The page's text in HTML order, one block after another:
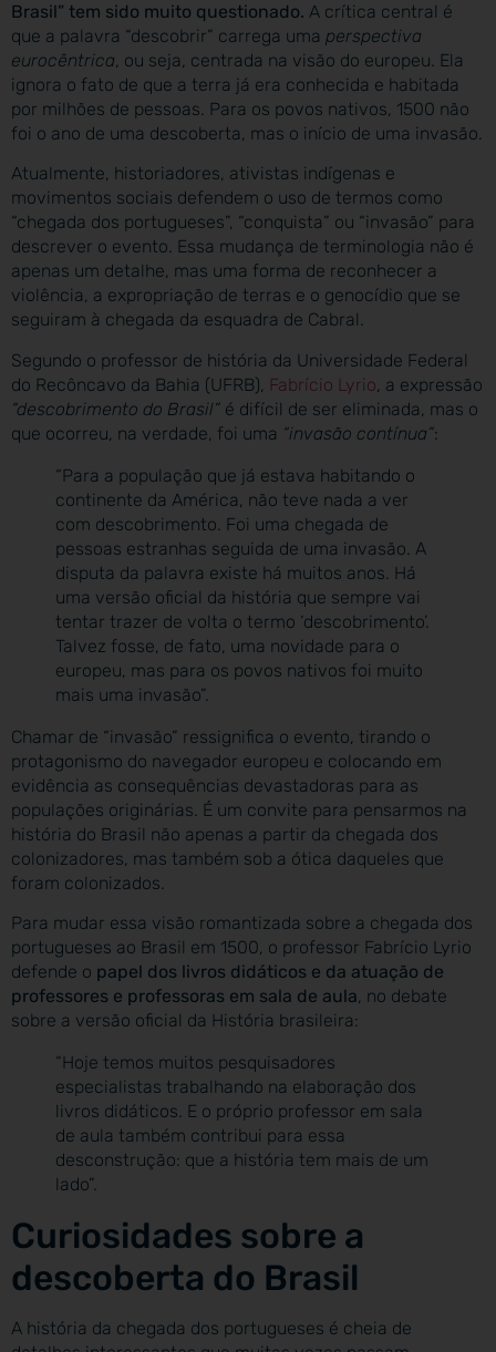
Brasil” tem sido muito questionado. A crítica central é
que a palavra “descobrir” carrega uma perspectiva
eurocêntrica, ou seja, centrada na visão do europeu. Ela
ignora o fato de que a terra já era conhecida e habitada
por milhões de pessoas. Para os povos nativos, 1500 não
foi o ano de uma descoberta, mas o início de uma invasão.
Atualmente, historiadores, ativistas indígenas e
movimentos sociais defendem o uso de termos como
“chegada dos portugueses”, “conquista” ou “invasão” para
descrever o evento. Essa mudança de terminologia não é
apenas um detalhe, mas uma forma de reconhecer a
violência, a expropriação de terras e o genocídio que se
seguiram à chegada da esquadra de Cabral.
Segundo o professor de história da Universidade Federal
do Recôncavo da Bahia (UFRB), Fabrício Lyrio , a expressão
“descobrimento do Brasil” é difícil de ser eliminada, mas o
que ocorreu, na verdade, foi uma “invasão contínua”:
“Para a população que já estava habitando o
continente da América, não teve nada a ver
com descobrimento. Foi uma chegada de
pessoas estranhas seguida de uma invasão. A
disputa da palavra existe há muitos anos. Há
uma versão oficial da história que sempre vai
tentar trazer de volta o termo ‘descobrimento’.
Talvez fosse, de fato, uma novidade para o
europeu, mas para os povos nativos foi muito
mais uma invasão”.
Chamar de “invasão” ressignifica o evento, tirando o
protagonismo do navegador europeu e colocando em
evidência as consequências devastadoras para as
populações originárias. É um convite para pensarmos na
história do Brasil não apenas a partir da chegada dos
colonizadores, mas também sob a ótica daqueles que
foram colonizados.
Para mudar essa visão romantizada sobre a chegada dos
portugueses ao Brasil em 1500, o professor Fabrício Lyrio
defende o papel dos livros didáticos e da atuação de
professores e professoras em sala de aula, no debate
sobre a versão oficial da História brasileira:
“Hoje temos muitos pesquisadores
especialistas trabalhando na elaboração dos
livros didáticos. E o próprio professor em sala
de aula também contribui para essa
desconstrução: que a história tem mais de um
lado”.
Curiosidades sobre a
descoberta do Brasil
A história da chegada dos portugueses é cheia de